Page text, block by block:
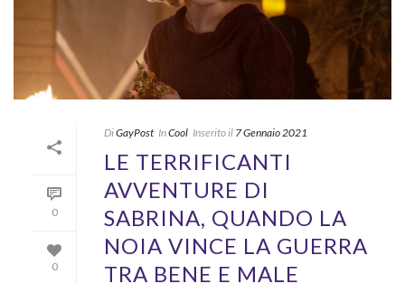
0
0
DiGayPost InCool Inserito il 7 Gennaio 2021
LE TERRIFICANTI
AVVENTURE DI
SABRINA, QUANDO LA
NOIA VINCE LA GUERRA
TRA BENE E MALE